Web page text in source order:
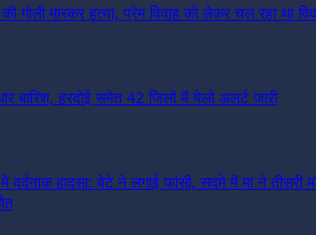
मारकर हत्या, प्रेम विवाह को लेकर चल रहा था
बारिश, हरदोई समेत 42 जिलों में येलो अलर्ट जारी
हादसा: बेटे ने लगाई फांसी, सदमे में मां ने तीसरी